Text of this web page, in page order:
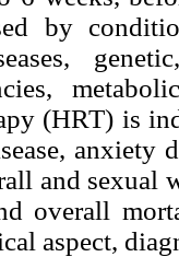
by
(HRT) is
anxiety
and sexual
overall
aspect,